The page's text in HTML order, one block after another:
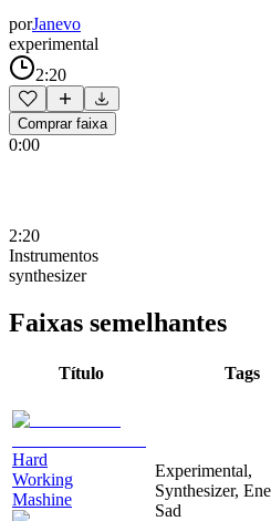
porJanevo
experimental
2:20
Comprar faixa
0:00
2:20
Instrumentos
synthesizer
Faixas semelhantes
Título Tags
Hard
Working
Mashine
Experimental,
Synthesizer,
Sad